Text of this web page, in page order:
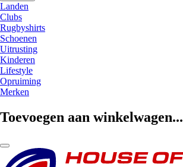
Landen
Clubs
Rugbyshirts
Schoenen
Uitrusting
Kinderen
Lifestyle
Opruiming
Merken
Toevoegen aan winkelwagen...